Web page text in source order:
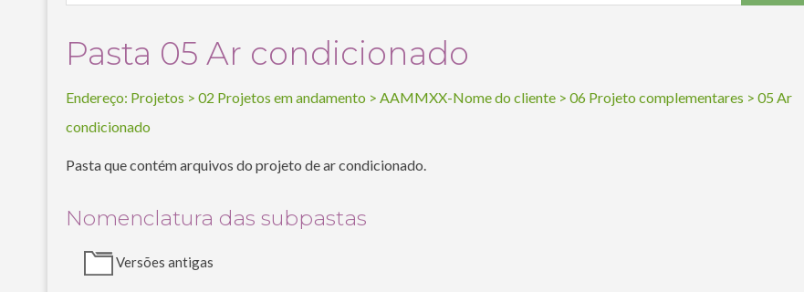
Pasta 05 Ar condicionado
Endereço: Projetos > 02 Projetos em andamento > AAMMXX-Nome do cliente > 06 Projeto complementares > 05 Ar
condicionado
Pasta que contém arquivos do projeto de ar condicionado.
Nomenclatura das subpastas
Versões antigas